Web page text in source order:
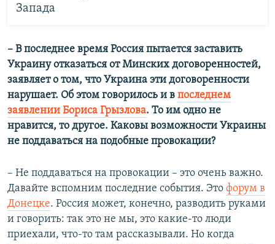
Запада
– В последнее время Россия пытается заставить
Украину отказаться от Минских договоренностей,
заявляет о том, что Украина эти договоренности
нарушает. Об этом говорилось и в последнем
заявлении Бориса Грызлова. То им одно не
нравится, то другое. Каковы возможности Украины
не поддаваться на подобные провокации?
– Не поддаваться на провокации – это очень важно.
Давайте вспомним последние события. Это форум в
Донецке. Россия может, конечно, разводить руками
и говорить: так это не мы, это какие-то люди
приехали, что-то там рассказывали. Но когда